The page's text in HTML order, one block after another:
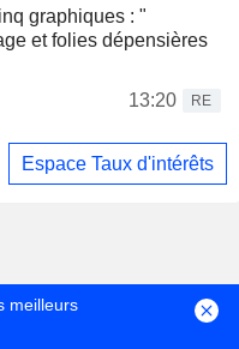
graphiques : "
et folies dépensières
13:20
RE
Espace Taux d'intérêts
meilleurs